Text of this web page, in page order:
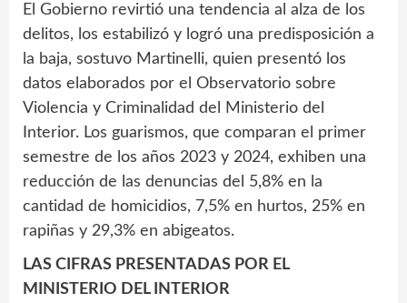
El Gobierno revirtió una tendencia al alza de los
delitos, los estabilizó y logró una predisposición a
la baja, sostuvo Martinelli, quien presentó los
datos elaborados por el Observatorio sobre
Violencia y Criminalidad del Ministerio del
Interior. Los guarismos, que comparan el primer
semestre de los años 2023 y 2024, exhiben una
reducción de las denuncias del 5,8% en la
cantidad de homicidios, 7,5% en hurtos, 25% en
rapiñas y 29,3% en abigeatos.
LAS CIFRAS PRESENTADAS POR EL
MINISTERIO DEL INTERIOR